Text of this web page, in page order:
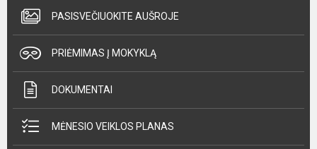
PASISVEČIUOKITE AUŠROJE
PRIĖMIMAS Į MOKYKLĄ
DOKUMENTAI
MĖNESIO VEIKLOS PLANAS